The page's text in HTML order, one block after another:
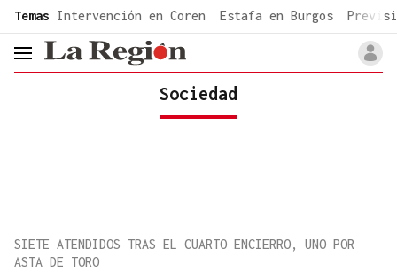
common.go-to-content
Temas Intervención en Coren Estafa en Burgos
header.menu.open
Sociedad
SIETE ATENDIDOS TRAS EL CUARTO ENCIERRO, UNO POR
ASTA DE TORO